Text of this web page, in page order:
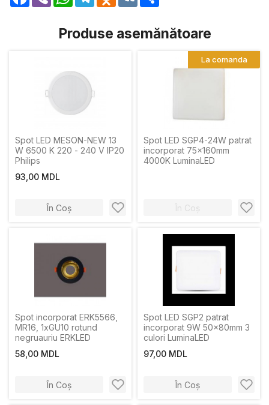
Produse asemănătoare
Spot LED MESON-NEW 13
W 6500 K 220 - 240 V IP20
Philips
93,00 MDL
În Coș
Spot LED SGP4-24W patrat
incorporat 75x160mm
4000K LuminaLED
În Coș
La comanda
Spot incorporat ERK5566,
MR16, 1xGU10 rotund
negruauriu ERKLED
58,00 MDL
În Coș
Spot LED SGP2 patrat
incorporat 9W 50x80mm 3
culori LuminaLED
97,00 MDL
În Coș